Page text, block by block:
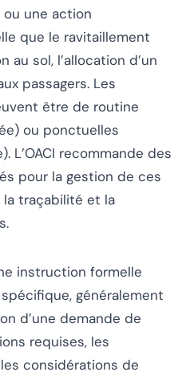
une action
que le ravitaillement
au sol, l’allocation d’un
passagers. Les
être de routine
ou ponctuelles
L’OACI recommande des
pour la gestion de ces
la traçabilité et la
instruction formelle
généralement
d’une demande de
requises, les
considérations de